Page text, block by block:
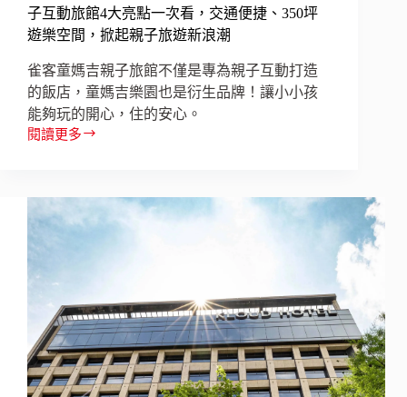
子互動旅館4大亮點一次看，交通便捷、350坪
遊樂空間，掀起親子旅遊新浪潮
雀客童媽吉親子旅館不僅是專為親子互動打造
的飯店，童媽吉樂園也是衍生品牌！讓小小孩
能夠玩的開心，住的安心。
閱讀更多
「童
MAGI
RESORT」
讓
你
一
底！
親
子